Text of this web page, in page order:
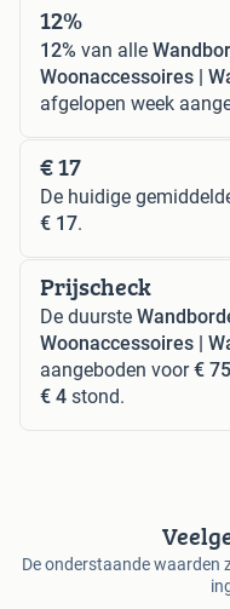
12%
12% van alle
Woonaccessoires |
afgelopen week
€ 17
De huidige
€ 17.
Prijscheck
De duurste
Woonaccessoires |
aangeboden voor€ 75
€ 4 stond.
De onderstaande waarden